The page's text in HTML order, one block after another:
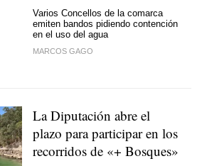
Varios Concellos de la comarca
emiten bandos pidiendo contención
en el uso del agua
MARCOS GAGO
La Diputación abre el
plazo para participar en los
recorridos de «+ Bosques»